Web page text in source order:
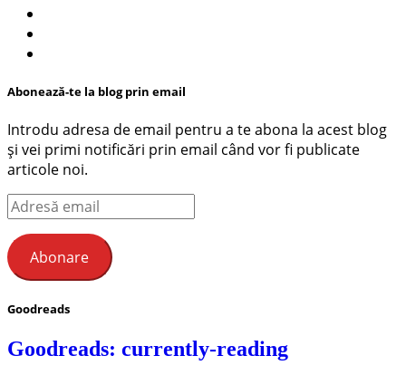
Abonează-te la blog prin email
Introdu adresa de email pentru a te abona la acest blog
și vei primi notificări prin email când vor fi publicate
articole noi.
Adresă
email
Abonare
Goodreads
Goodreads: currently-reading